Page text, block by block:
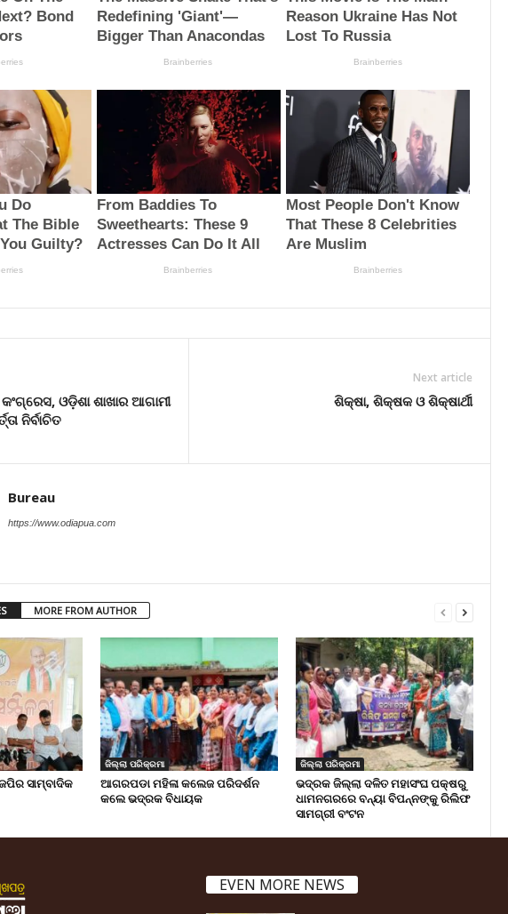
ଓଡ଼ିଶା ଶାଖାର ଆଗାମୀ
ନିର୍ବାଚିତ
Next article
ଶିକ୍ଷା, ଶିକ୍ଷକ ଓ ଶିକ୍ଷାର୍ଥୀ
Bureau
https://www.odiapua.com
MORE FROM AUTHOR
ସାମ୍ବାଦିକ
ଜିଲ୍ଲା ପରିକ୍ରମା
ଆଗରପଡା ମହିଳା କଲେଜ ପରିଦର୍ଶନ
କଲେ ଭଦ୍ରକ ବିଧାୟକ
ଜିଲ୍ଲା ପରିକ୍ରମା
ଭଦ୍ରକ ଜିଲ୍ଲା ଦଳିତ ମହାସଂଘ ପକ୍ଷରୁ
ଧାମନଗରରେ ବନ୍ୟା ବିପନ୍ନଙ୍କୁ ରିଲିଫ
ସାମଗ୍ରୀ ବଂଟନ
EVEN MORE NEWS